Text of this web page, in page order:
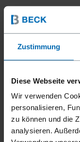
Zustimmung
Diese Webseite
Wir verwenden
personalisieren,
zu können und die
analysieren.
Geräte///Stift- und
F23A